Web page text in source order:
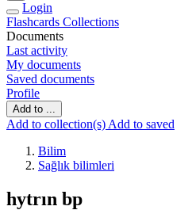
Login
Flashcards Collections
Documents
Last activity
My documents
Saved documents
Profile
Add to ...
Add to collection(s) Add to saved
Bilim
Sağlık bilimleri
hytrın bp